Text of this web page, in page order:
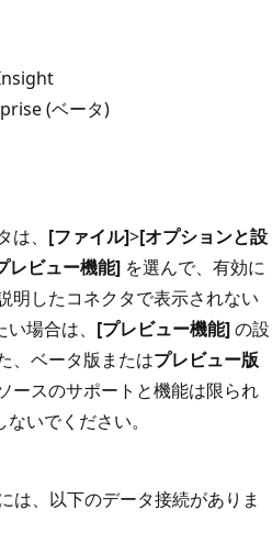
(ベータ)
、 [ファイル]>[オプションと設
レビュー機能] を選んで、有効に
明したコネクタで表示されない
場合は、 [プレビュー機能]の設
、ベータ版またはプレビュー版
ースのサポートと機能は限られ
いでください。
は、以下のデータ接続がありま